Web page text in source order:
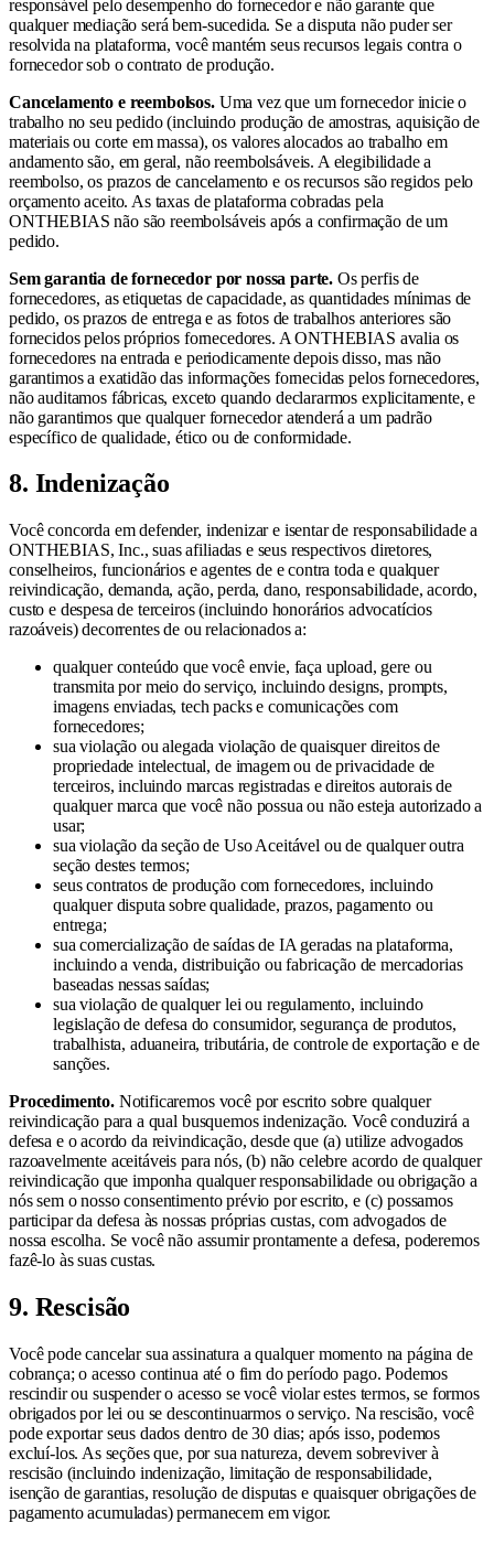
responsável pelo desempenho do fornecedor e não garante que
qualquer mediação será bem-sucedida. Se a disputa não puder ser
resolvida na plataforma, você mantém seus recursos legais contra o
fornecedor sob o contrato de produção.
Cancelamento e reembolsos.Uma vez que um fornecedor inicie o
trabalho no seu pedido (incluindo produção de amostras, aquisição de
materiais ou corte em massa), os valores alocados ao trabalho em
andamento são, em geral, não reembolsáveis. A elegibilidade a
reembolso, os prazos de cancelamento e os recursos são regidos pelo
orçamento aceito. As taxas de plataforma cobradas pela
ONTHEBIAS não são reembolsáveis após a confirmação de um
pedido.
Sem garantia de fornecedor por nossa parte. Os perfis de
fornecedores, as etiquetas de capacidade, as quantidades mínimas de
pedido, os prazos de entrega e as fotos de trabalhos anteriores são
fornecidos pelos próprios fornecedores. A ONTHEBIAS avalia os
fornecedores na entrada e periodicamente depois disso, mas não
garantimos a exatidão das informações fornecidas pelos fornecedores,
não auditamos fábricas, exceto quando declararmos explicitamente, e
não garantimos que qualquer fornecedor atenderá a um padrão
específico de qualidade, ético ou de conformidade.
8. Indenização
Você concorda em defender, indenizar e isentar de responsabilidade a
ONTHEBIAS, Inc., suas afiliadas e seus respectivos diretores,
conselheiros, funcionários e agentes de e contra toda e qualquer
reivindicação, demanda, ação, perda, dano, responsabilidade, acordo,
custo e despesa de terceiros (incluindo honorários advocatícios
razoáveis) decorrentes de ou relacionados a:
qualquer conteúdo que você envie, faça upload, gere ou
transmita por meio do serviço, incluindo designs, prompts,
imagens enviadas, tech packs e comunicações com
fornecedores;
sua violação ou alegada violação de quaisquer direitos de
propriedade intelectual, de imagem ou de privacidade de
terceiros, incluindo marcas registradas e direitos autorais de
qualquer marca que você não possua ou não esteja autorizado a
usar;
sua violação da seção de Uso Aceitável ou de qualquer outra
seção destes termos;
seus contratos de produção com fornecedores, incluindo
qualquer disputa sobre qualidade, prazos, pagamento ou
entrega;
sua comercialização de saídas de IA geradas na plataforma,
incluindo a venda, distribuição ou fabricação de mercadorias
baseadas nessas saídas;
sua violação de qualquer lei ou regulamento, incluindo
legislação de defesa do consumidor, segurança de produtos,
trabalhista, aduaneira, tributária, de controle de exportação e de
sanções.
Procedimento.Notificaremos você por escrito sobre qualquer
reivindicação para a qual busquemos indenização. Você conduzirá a
defesa e o acordo da reivindicação, desde que (a) utilize advogados
razoavelmente aceitáveis para nós, (b) não celebre acordo de qualquer
reivindicação que imponha qualquer responsabilidade ou obrigação a
nós sem o nosso consentimento prévio por escrito, e (c) possamos
participar da defesa às nossas próprias custas, com advogados de
nossa escolha. Se você não assumir prontamente a defesa, poderemos
fazê-lo às suas custas.
9. Rescisão
Você pode cancelar sua assinatura a qualquer momento na página de
cobrança; o acesso continua até o fim do período pago. Podemos
rescindir ou suspender o acesso se você violar estes termos, se formos
obrigados por lei ou se descontinuarmos o serviço. Na rescisão, você
pode exportar seus dados dentro de 30 dias; após isso, podemos
excluí-los. As seções que, por sua natureza, devem sobreviver à
rescisão (incluindo indenização, limitação de responsabilidade,
isenção de garantias, resolução de disputas e quaisquer obrigações de
pagamento acumuladas) permanecem em vigor.